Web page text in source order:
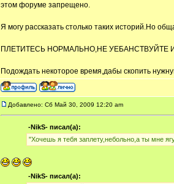
этом форуме запрещено.
Я могу рассказать столько таких историй.Но
ПЛЕТИТЕСЬ НОРМАЛЬНО,НЕ УЕБАНСТВУЙТЕ
Подождать некоторое время,дабы скопить
Добавлено: Сб Май 30, 2009 12:20 am
-NikS- писал(а):
"Хочешь я тебя заплету,небольно,а ты мне
-NikS- писал(а):